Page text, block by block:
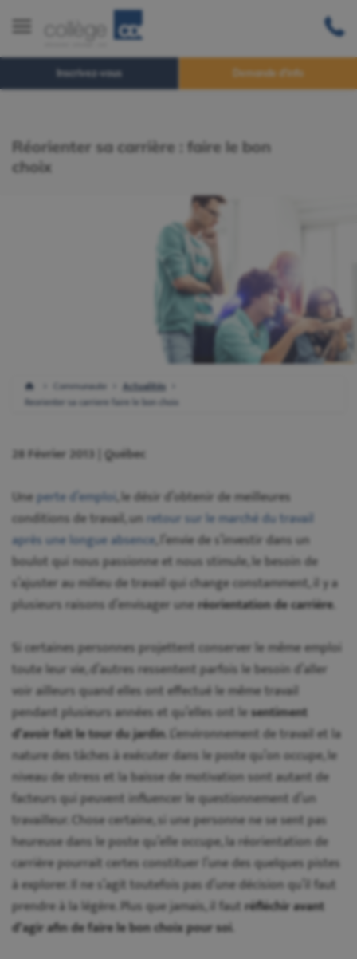
Inscrivez-vous Demande d'info
Réorienter sa carrière : faire le bon
choix
Communaute
Actualités
Reorienter sa carriere faire le bon choix
28 Février 2013 | Québec
Uneperte d’emploi , le désir d’obtenir de meilleures
conditions de travail, un retour sur le marché du travail
après une longue absence , l’envie de s’investir dans un
boulot qui nous passionne et nous stimule, le besoin de
s’ajuster au milieu de travail qui change constamment, il y a
plusieurs raisons d’envisager uneréorientation de carrière.
Si certaines personnes projettent conserver le même emploi
toute leur vie, d’autres ressentent parfois le besoin d’aller
voir ailleurs quand elles ont effectué le même travail
pendant plusieurs années et qu’elles ont lesentiment
d’avoir fait le tour du jardin. L’environnement de travail et la
nature des tâches à exécuter dans le poste qu’on occupe, le
niveau de stress et la baisse de motivation sont autant de
facteurs qui peuvent influencer le questionnement d’un
travailleur. Chose certaine, si une personne ne se sent pas
heureuse dans le poste qu’elle occupe, la réorientation de
carrière pourrait certes constituer l’une des quelques pistes
à explorer. Il ne s’agit toutefois pas d’une décision qu’il faut
prendre à la légère. Plus que jamais, il faut réfléchir avant
d’agir afin de faire le bon choix pour soi.